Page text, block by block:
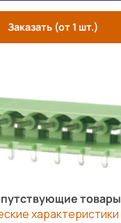
Заказать (от 1 шт.)
товары
характеристики